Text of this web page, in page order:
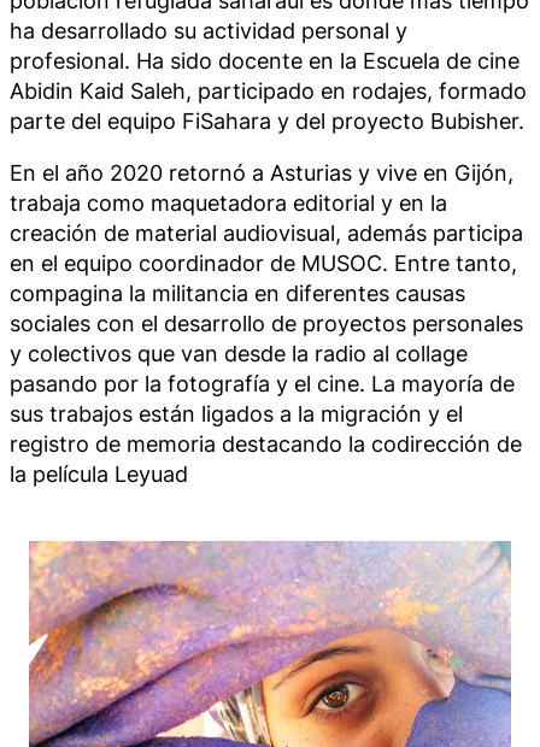
ha desarrollado su actividad personal y
profesional. Ha sido docente en la Escuela de cine
Abidin Kaid Saleh, participado en rodajes, formado
parte del equipo FiSahara y del proyecto Bubisher.
En el año 2020 retornó a Asturias y vive en Gijón,
trabaja como maquetadora editorial y en la
creación de material audiovisual, además participa
en el equipo coordinador de MUSOC. Entre tanto,
compagina la militancia en diferentes causas
sociales con el desarrollo de proyectos personales
y colectivos que van desde la radio al collage
pasando por la fotografía y el cine. La mayoría de
sus trabajos están ligados a la migración y el
registro de memoria destacando la codirección de
la película Leyuad